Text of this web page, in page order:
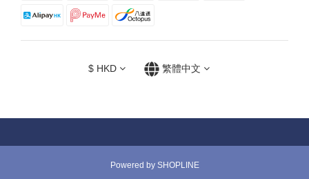
$ HKD 繁體中文
Powered by SHOPLINE